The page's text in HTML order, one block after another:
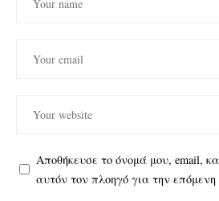
Αποθήκευσε το όνομά μου, email,
αυτόν τον πλοηγό για την